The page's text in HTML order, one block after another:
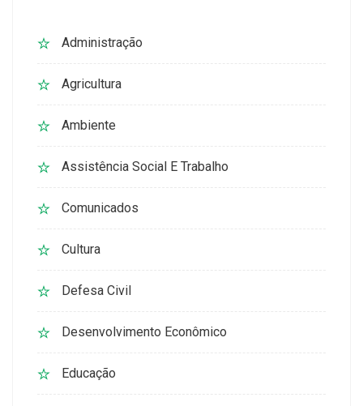
Administração
Agricultura
Ambiente
Assistência Social E Trabalho
Comunicados
Cultura
Defesa Civil
Desenvolvimento Econômico
Educação